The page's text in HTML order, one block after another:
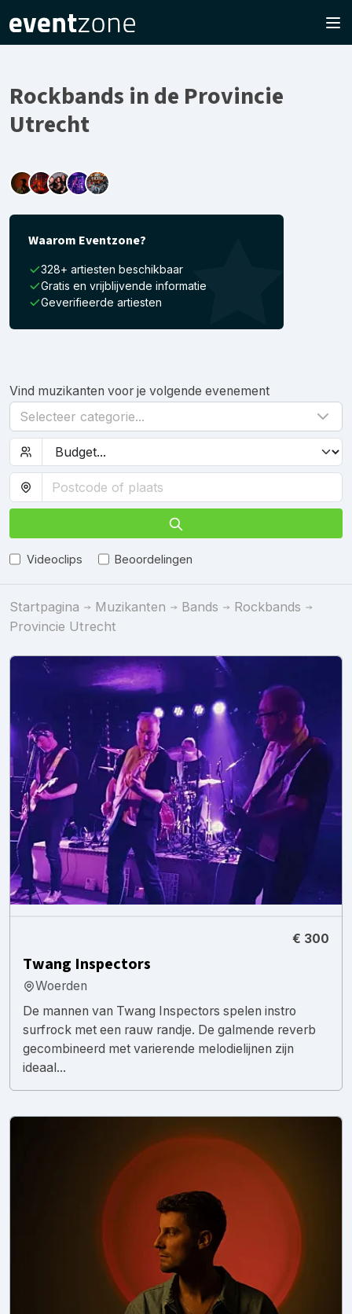
Rockbands in de Provincie
Utrecht
Waarom Eventzone?
328+ artiesten beschikbaar
Gratis en vrijblijvende informatie
Geverifieerde artiesten
Vind muzikanten voor je volgende evenement
Selecteer categorie...
Videoclips Beoordelingen
Startpagina Muzikanten Bands
Rockbands
Provincie Utrecht
€ 300
Twang Inspectors
Woerden
De mannen van Twang Inspectors spelen instro
surfrock met een rauw randje. De galmende reverb
gecombineerd met varierende melodielijnen zijn
ideaal...